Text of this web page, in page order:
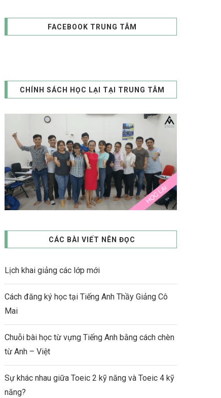
NGHỈ LỄ THÁNG 4 – 5
NĂM...
THÔNG BÁO LỊCH NGHỈ
LỊCH 2024
FACEBOOK TRUNG TÂM
CHÍNH SÁCH HỌC LẠI TẠI TRUNG TÂM
CÁC BÀI VIẾT NÊN ĐỌC
Lịch khai giảng các lớp mới
Cách đăng ký học tại Tiếng Anh Thầy Giảng Cô
Mai
Chuỗi bài học từ vựng Tiếng Anh bằng cách chèn
từ Anh – Việt
Sự khác nhau giữa Toeic 2 kỹ năng và Toeic 4 kỹ
năng?